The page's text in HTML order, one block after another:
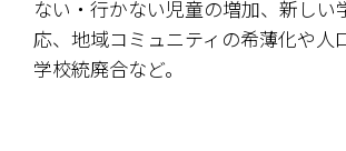
ない・行かない児童の増加、新しい
応、地域コミュニティの希薄化や人
学校統廃合など。